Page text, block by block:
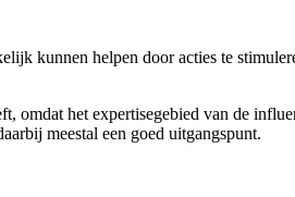
kunnen helpen door acties te
omdat het expertisegebied van de
meestal een goed uitgangspunt.